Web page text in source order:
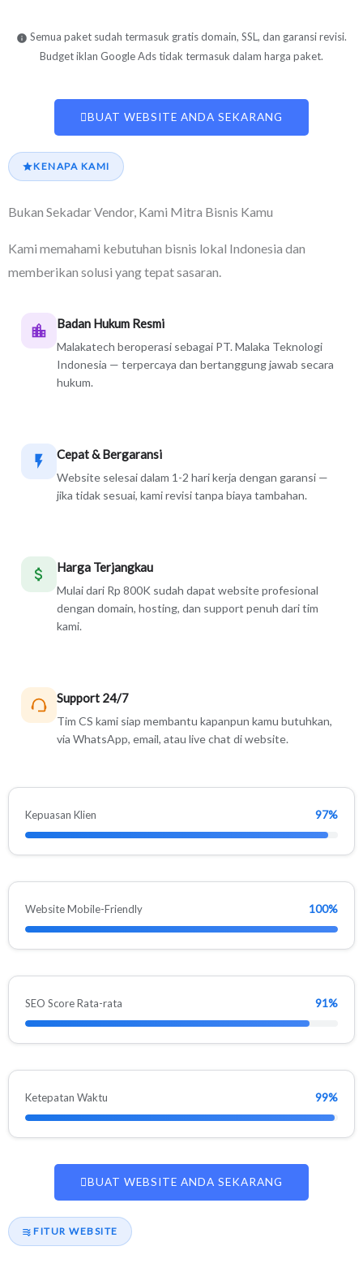
Semua paket sudah termasuk gratis domain, SSL, dan garansi revisi.
Budget iklan Google Ads tidak termasuk dalam harga paket.
BUAT WEBSITE ANDA SEKARANG
KENAPA KAMI
Bukan Sekadar Vendor, Kami Mitra Bisnis Kamu
Kami memahami kebutuhan bisnis lokal Indonesia dan
memberikan solusi yang tepat sasaran.
Badan Hukum Resmi
Malakatech beroperasi sebagai PT. Malaka Teknologi
Indonesia — terpercaya dan bertanggung jawab secara
hukum.
Cepat & Bergaransi
Website selesai dalam 1-2 hari kerja dengan garansi —
jika tidak sesuai, kami revisi tanpa biaya tambahan.
Harga Terjangkau
Mulai dari Rp 800K sudah dapat website profesional
dengan domain, hosting, dan support penuh dari tim
kami.
Support 24/7
Tim CS kami siap membantu kapanpun kamu butuhkan,
via WhatsApp, email, atau live chat di website.
Kepuasan Klien 97%
Website Mobile-Friendly 100%
SEO Score Rata-rata 91%
Ketepatan Waktu 99%
BUAT WEBSITE ANDA SEKARANG
FITUR WEBSITE